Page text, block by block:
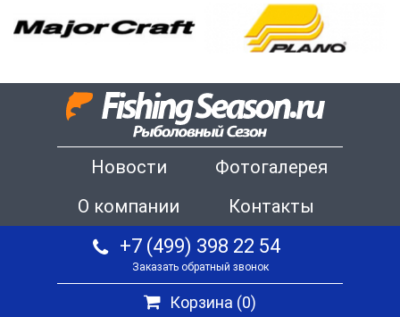
Новости
Фотогалерея
О компании
Контакты
+7 (499) 398 22 54
Заказать обратный звонок
Корзина (0)